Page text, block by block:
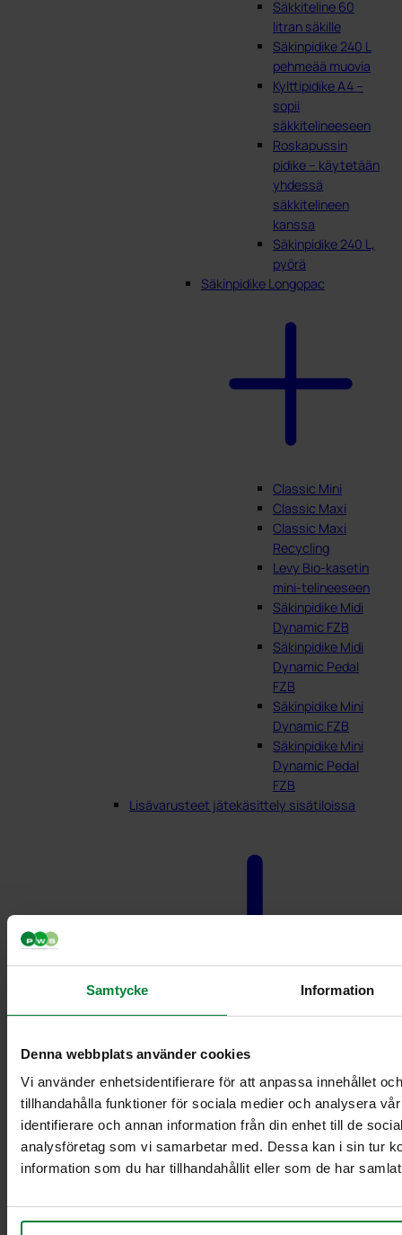
Samtycke Information
Denna webbplats använder cookies
Vi använder enhetsidentifierare för att anpassa innehållet
tillhandahålla funktioner för sociala medier och analysera
identifierare och annan information från din enhet till de
analysföretag som vi samarbetar med. Dessa kan i sin tur
information som du har tillhandahållit eller som de har
Säkkiteline 60
litran säkille
Säkinpidike 240 L
pehmeää muovia
Kylttipidike A4 –
sopii
säkkitelineeseen
Roskapussin
pidike – käytetään
yhdessä
säkkitelineen
kanssa
Säkinpidike 240 L,
pyörä
Säkinpidike Longopac
Classic Mini
Classic Maxi
Classic Maxi
Recycling
Levy Bio-kasetin
mini-telineeseen
Säkinpidike Midi
Dynamic FZB
Säkinpidike Midi
Dynamic Pedal
FZB
Säkinpidike Mini
Dynamic FZB
Säkinpidike Mini
Dynamic Pedal
FZB
Lisävarusteet jätekäsittely sisätiloissa
Asiakirjan silppuri